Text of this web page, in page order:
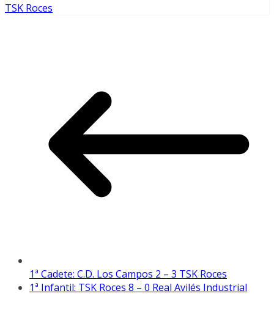
TSK Roces
1ª Cadete: C.D. Los Campos 2 – 3 TSK Roces
1ª Infantil: TSK Roces 8 – 0 Real Avilés Industrial